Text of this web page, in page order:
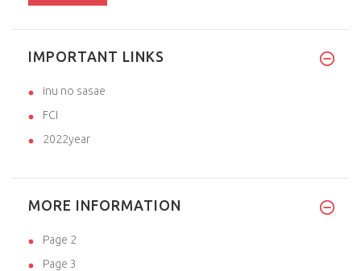
IMPORTANT LINKS
inu no sasae
FCI
2022year
MORE INFORMATION
Page 2
Page 3